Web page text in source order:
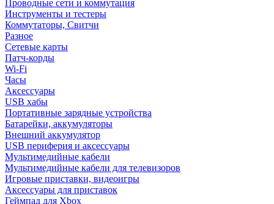
Проводные сети и коммутация
Инструменты и тестеры
Коммутаторы, Свитчи
Разное
Сетевые карты
Патч-корды
Wi-Fi
Часы
Аксессуары
USB хабы
Портативные зарядные устройства
Батарейки, аккумуляторы
Внешний аккумулятор
USB периферия и аксессуары
Мультимедийные кабели
Мультимедийные кабели для телевизоров
Игровые приставки, видеоигры
Аксессуары для приставок
Геймпад для Xbox